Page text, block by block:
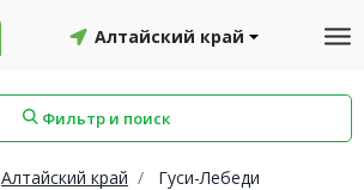
Алтайский край
Фильтр и поиск
Алтайский край Гуси-Лебеди